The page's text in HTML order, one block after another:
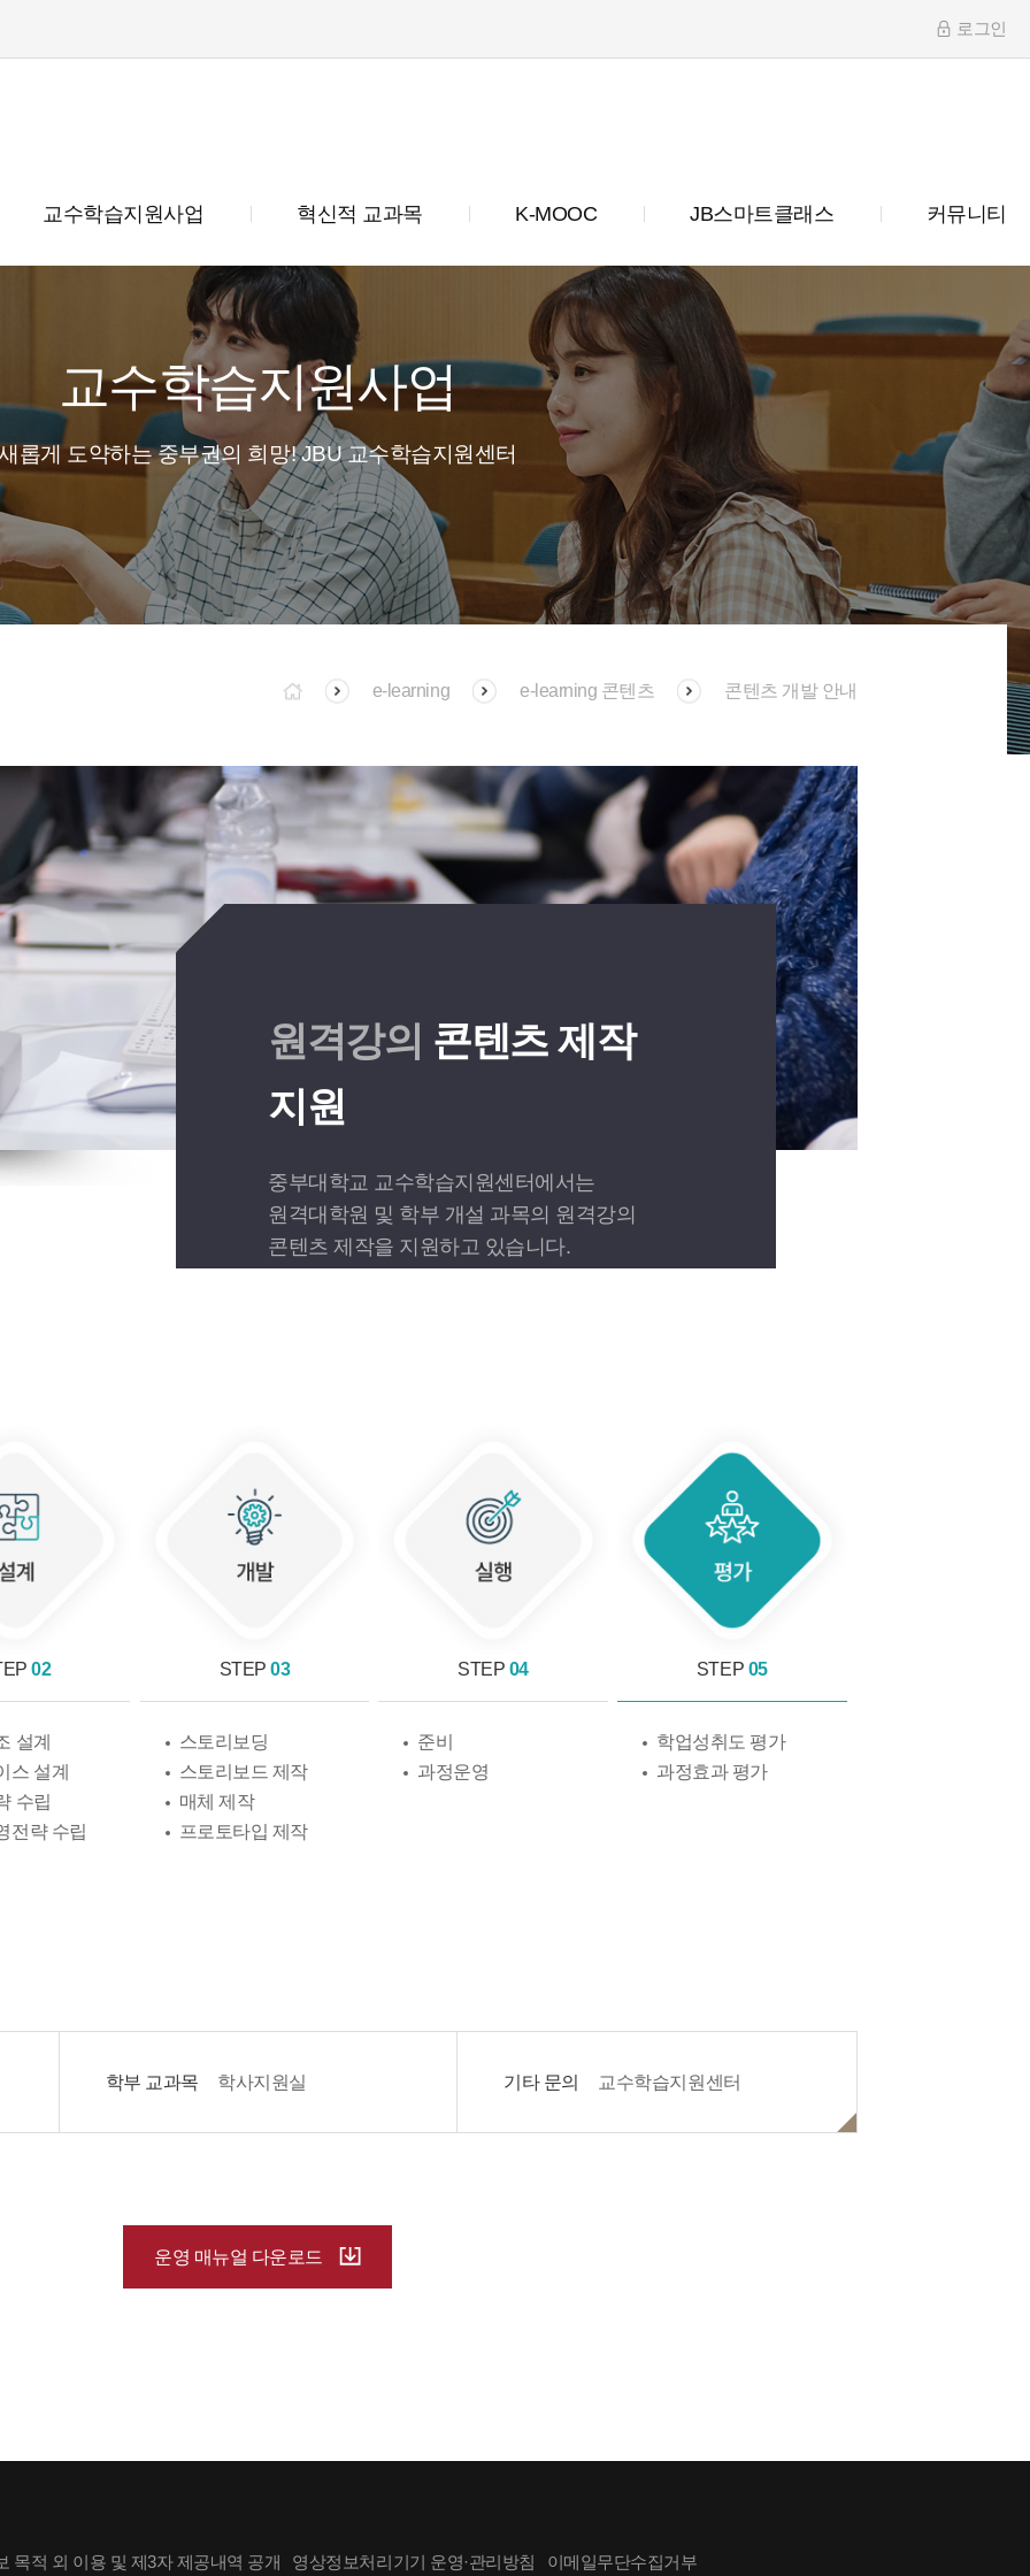
로그인
교수학습지원사업 혁신적 교과목 K-MOOC JB스마트클래스 커뮤니티
교수학습지원사업
롭게 도약하는 중부권의 희망! JBU 교수학습지원센터
e-learning e-learning 콘텐츠 콘텐츠 개발 안내
원격강의 콘텐츠 제작
지원
중부대학교 교수학습지원센터에서는
원격대학원 및 학부 개설 과목의 원격강의
콘텐츠 제작을 지원하고 있습니다.
02
설계
스 설계
수립
전략 수립
STEP03
스토리보딩
스토리보드 제작
매체 제작
프로토타입 제작
STEP 04
준비
과정운영
STEP 05
학업성취도 평가
과정효과 평가
학부 교과목 학사지원실 기타 문의 교수학습지원센터
운영 매뉴얼 다운로드
목적 외 이용 및 제3자 제공내역 공개 영상정보처리기기 운영·관리방침 이메일무단수집거부